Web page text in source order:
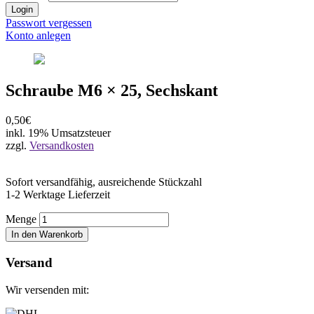
Login
Passwort vergessen
Konto anlegen
Schraube M6 × 25, Sechskant
0,50€
inkl. 19% Umsatzsteuer
zzgl. Versandkosten
Sofort versandfähig, ausreichende Stückzahl
1-2 Werktage Lieferzeit
Menge
In den Warenkorb
Versand
Wir versenden mit: